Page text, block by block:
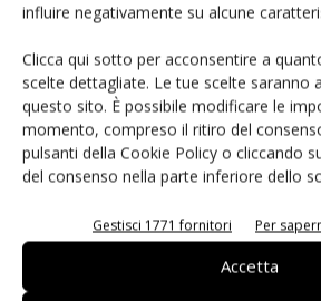
influire negativamente su alcune
Clicca qui sotto per acconsentire a
scelte dettagliate. Le tue scelte saranno
questo sito. È possibile modificare le
momento, compreso il ritiro del
pulsanti della Cookie Policy o cliccando
del consenso nella parte inferiore dello
Gestisci 1771 fornitori Per
Accetta
Salva il mio nome, email e sito web in